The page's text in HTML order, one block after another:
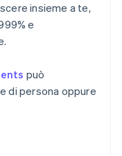
insieme a te,
e
può
di persona oppure